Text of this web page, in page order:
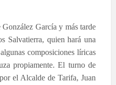
García y más tarde
Salvatierra, quien hará una
composiciones líricas
propiamente. El turno de
el Alcalde de Tarifa, Juan